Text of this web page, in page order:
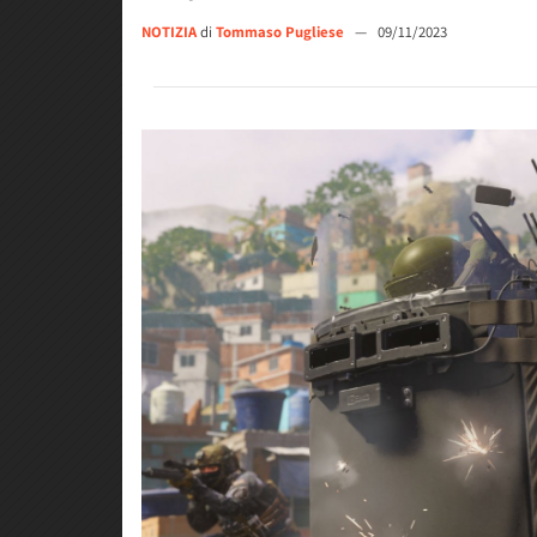
NOTIZIAdi Tommaso Pugliese — 09/11/2023